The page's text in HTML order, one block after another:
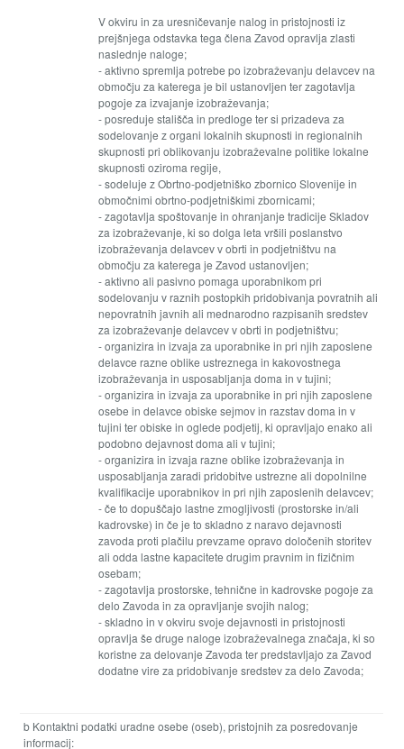
V okviru in za uresničevanje nalog in pristojnosti iz
prejšnjega odstavka tega člena Zavod opravlja zlasti
naslednje naloge;
- aktivno spremlja potrebe po izobraževanju delavcev na
območju za katerega je bil ustanovljen ter zagotavlja
pogoje za izvajanje izobraževanja;
- posreduje stališča in predloge ter si prizadeva za
sodelovanje z organi lokalnih skupnosti in regionalnih
skupnosti pri oblikovanju izobraževalne politike lokalne
skupnosti oziroma regije,
- sodeluje z Obrtno-podjetniško zbornico Slovenije in
območnimi obrtno-podjetniškimi zbornicami;
- zagotavlja spoštovanje in ohranjanje tradicije Skladov
za izobraževanje, ki so dolga leta vršili poslanstvo
izobraževanja delavcev v obrti in podjetništvu na
območju za katerega je Zavod ustanovljen;
- aktivno ali pasivno pomaga uporabnikom pri
sodelovanju v raznih postopkih pridobivanja povratnih ali
nepovratnih javnih ali mednarodno razpisanih sredstev
za izobraževanje delavcev v obrti in podjetništvu;
- organizira in izvaja za uporabnike in pri njih zaposlene
delavce razne oblike ustreznega in kakovostnega
izobraževanja in usposabljanja doma in v tujini;
- organizira in izvaja za uporabnike in pri njih zaposlene
osebe in delavce obiske sejmov in razstav doma in v
tujini ter obiske in oglede podjetij, ki opravljajo enako ali
podobno dejavnost doma ali v tujini;
- organizira in izvaja razne oblike izobraževanja in
usposabljanja zaradi pridobitve ustrezne ali dopolnilne
kvalifikacije uporabnikov in pri njih zaposlenih delavcev;
- če to dopuščajo lastne zmogljivosti (prostorske in/ali
kadrovske) in če je to skladno z naravo dejavnosti
zavoda proti plačilu prevzame opravo določenih storitev
ali odda lastne kapacitete drugim pravnim in fizičnim
osebam;
- zagotavlja prostorske, tehnične in kadrovske pogoje za
delo Zavoda in za opravljanje svojih nalog;
- skladno in v okviru svoje dejavnosti in pristojnosti
opravlja še druge naloge izobraževalnega značaja, ki so
koristne za delovanje Zavoda ter predstavljajo za Zavod
dodatne vire za pridobivanje sredstev za delo Zavoda;
b Kontaktni podatki uradne osebe (oseb), pristojnih za posredovanje
informacij: